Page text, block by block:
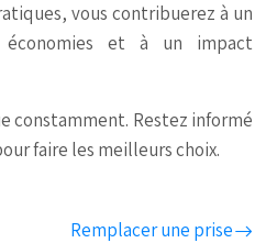
vous contribuerez à un
et à un impact
constamment. Restez informé
faire les meilleurs choix.
Remplacer une prise